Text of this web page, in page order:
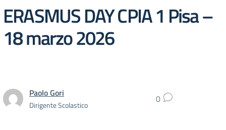
ERASMUS DAY CPIA 1 Pisa –
18 marzo 2026
Paolo Gori
Dirigente Scolastico 0